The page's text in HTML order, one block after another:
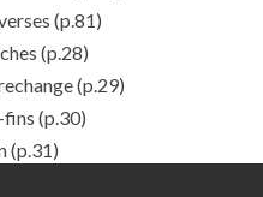
(p.81)
(p.28)
(p.29)
fins (p.30)
(p.31)